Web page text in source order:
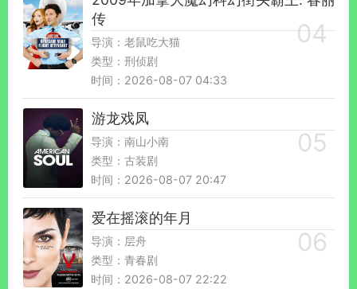
传
导演：老鼠吃大猫
类型：刑侦剧
时间：2026-08-07 04:33
游龙戏凤
导演：南山小南
类型：古装剧
时间：2026-08-07 20:47
爱在摇滚的年月
导演：层舟
类型：青春剧
时间：2026-08-07 22:22